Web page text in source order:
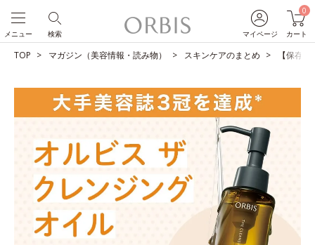
マイページ
0
カート
検索
メニュー
TOP マガジン（美容情報・読み物） スキンケアのまとめ 【保存